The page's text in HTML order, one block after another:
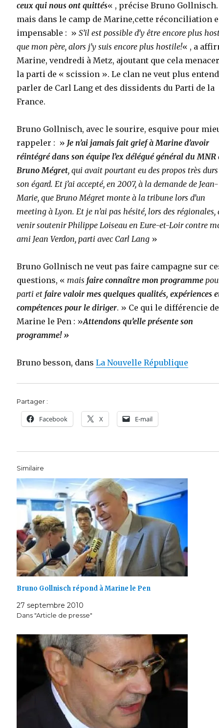
ceux qui nous ont quittés« , précise Bruno
mais dans le camp de Marine,cette réconciliation
impensable : »S’il est possible d’y être encore plus
que mon père, alors j’y suis encore plus hostile!« , a
Marine, vendredi à Metz, ajoutant que cela
la parti de « scission ». Le clan ne veut plus
parler de Carl Lang et des dissidents du Parti de la
France.
Bruno Gollnisch, avec le sourire, esquive pour
rappeler : » Je n’ai jamais fait grief à Marine d’avoir
réintégré dans son équipe l’ex délégué général du MNR
Bruno Mégret, qui avait pourtant eu des propos très
son égard. Et j’ai accepté, en 2007, à la demande de Jean-
Marie, que Bruno Mégret monte à la tribune lors d’un
meeting à Lyon. Et je n’ai pas hésité, lors des régionales,
venir soutenir Philippe Loiseau en Eure-et-Loir contre
ami Jean Verdon, parti avec Carl Lang »
Bruno Gollnisch ne veut pas faire campagne sur
questions, «mais faire connaître mon programme
parti et faire valoir mes quelques qualités, expériences
compétences pour le diriger. » Ce qui le différencie de
Marine le Pen : »Attendons qu’elle présente son
programme! »
Bruno besson, dansLa Nouvelle République
Partager :
Facebook X E-mail
Similaire
Bruno Gollnisch répond à Marine le Pen
27 septembre 2010
Dans "Article de presse"